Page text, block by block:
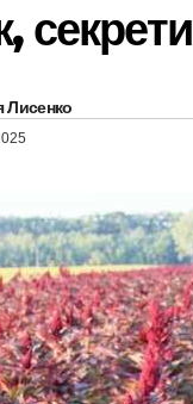
Лисенко